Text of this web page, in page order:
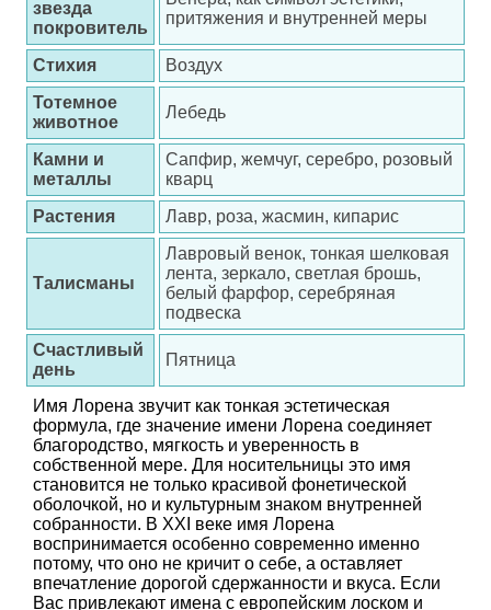
звезда
покровитель
притяжения и внутренней меры
Стихия
Воздух
Тотемное
животное
Лебедь
Камни и
металлы
Сапфир, жемчуг, серебро, розовый
кварц
Растения
Лавр, роза, жасмин, кипарис
Талисманы
Лавровый венок, тонкая шелковая
лента, зеркало, светлая брошь,
белый фарфор, серебряная
подвеска
Счастливый
день
Пятница
Имя Лорена звучит как тонкая эстетическая
формула, где значение имени Лорена соединяет
благородство, мягкость и уверенность в
собственной мере. Для носительницы это имя
становится не только красивой фонетической
оболочкой, но и культурным знаком внутренней
собранности. В XXI веке имя Лорена
воспринимается особенно современно именно
потому, что оно не кричит о себе, а оставляет
впечатление дорогой сдержанности и вкуса. Если
Вас привлекают имена с европейским лоском и